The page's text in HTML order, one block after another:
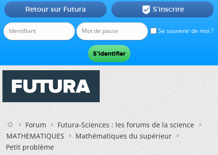
Se souvenir de moi ?
Retour sur Futura  S'inscrire
Forum
Futura-Sciences : les forums de la science
MATHEMATIQUES
Mathématiques du supérieur
Petit problème